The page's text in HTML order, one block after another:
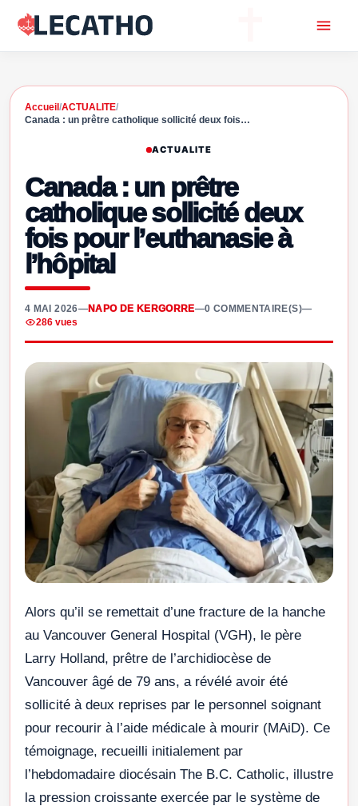
Accueil /ACTUALITE/
Canada : un prêtre catholique sollicité deux fois…
ACTUALITE
Canada : un prêtre
catholique sollicité deux
fois pour l’euthanasie à
l’hôpital
4 MAI 2026—NAPO DE KERGORRE—0 COMMENTAIRE(S)—
286 vues
Alors qu’il se remettait d’une fracture de la hanche
au Vancouver General Hospital (VGH), le père
Larry Holland, prêtre de l’archidiocèse de
Vancouver âgé de 79 ans, a révélé avoir été
sollicité à deux reprises par le personnel soignant
pour recourir à l’aide médicale à mourir (MAiD). Ce
témoignage, recueilli initialement par
l’hebdomadaire diocésain The B.C. Catholic, illustre
la pression croissante exercée par le système de